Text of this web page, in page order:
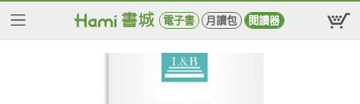
電子書 月讀包 閱讀器